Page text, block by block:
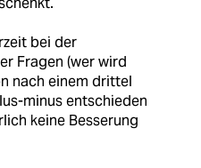
bei der
Fragen (wer wird
nach einem drittel
minus entschieden
keine Besserung